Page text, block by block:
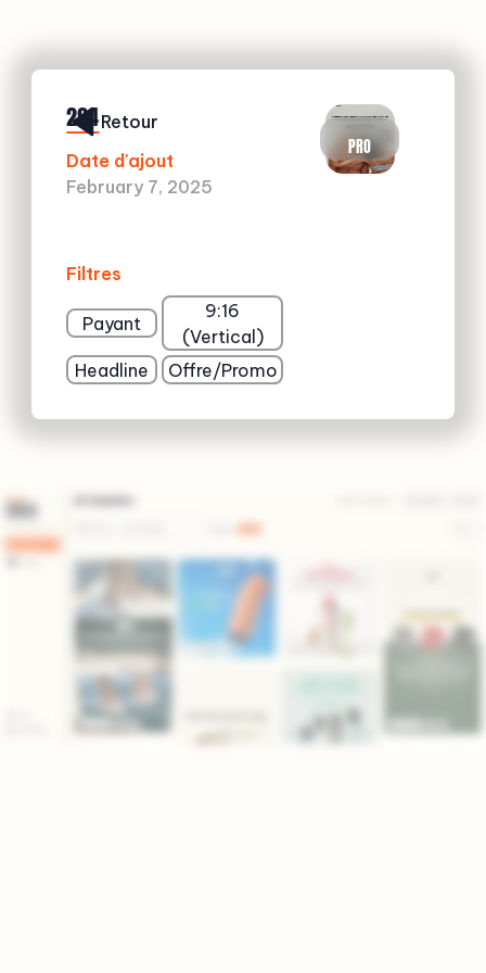
294
Date d'ajout
February 7, 2025
Filtres
Payant
9:16
(Vertical)
Headline
Offre/Promo
PRO
Retour